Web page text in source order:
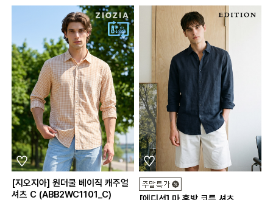
[지오지아] 원더쿨 베이직 캐주얼
셔츠 C (ABB2WC1101_C)